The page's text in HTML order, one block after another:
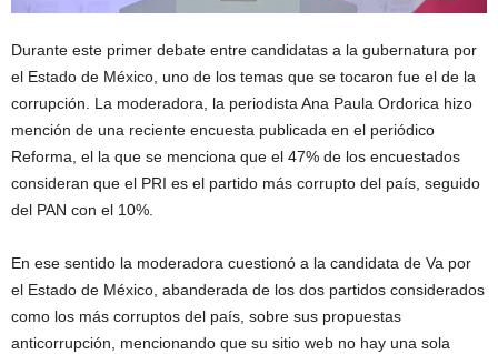
Durante este primer debate entre candidatas a la gubernatura por
el Estado de México, uno de los temas que se tocaron fue el de la
corrupción. La moderadora, la periodista Ana Paula Ordorica hizo
mención de una reciente encuesta publicada en el periódico
Reforma, el la que se menciona que el 47% de los encuestados
consideran que el PRI es el partido más corrupto del país, seguido
del PAN con el 10%.
En ese sentido la moderadora cuestionó a la candidata de Va por
el Estado de México, abanderada de los dos partidos considerados
como los más corruptos del país, sobre sus propuestas
anticorrupción, mencionando que su sitio web no hay una sola